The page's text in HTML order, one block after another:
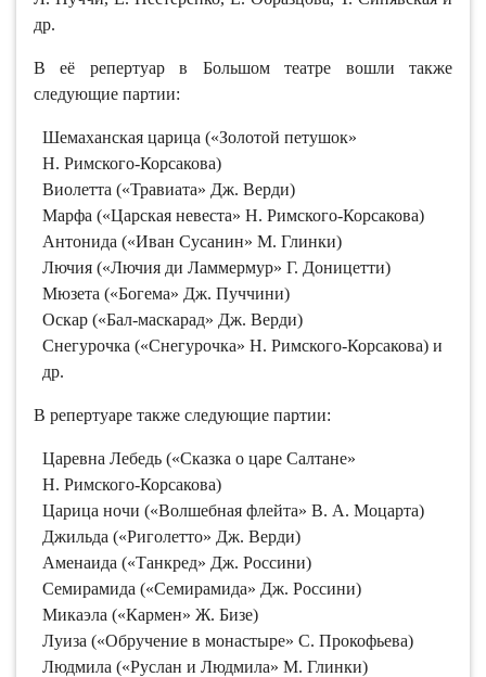
др.
В её репертуар в Большом театре вошли также
следующие партии:
Шемаханская царица («Золотой петушок»
Н. Римского-Корсакова)
Виолетта («Травиата» Дж. Верди)
Марфа («Царская невеста» Н. Римского-Корсакова)
Антонида («Иван Сусанин» М. Глинки)
Лючия («Лючия ди Ламмермур» Г. Доницетти)
Мюзета («Богема» Дж. Пуччини)
Оскар («Бал-маскарад» Дж. Верди)
Снегурочка («Снегурочка» Н. Римского-Корсакова) и
др.
В репертуаре также следующие партии:
Царевна Лебедь («Сказка о царе Салтане»
Н. Римского-Корсакова)
Царица ночи («Волшебная флейта» В. А. Моцарта)
Джильда («Риголетто» Дж. Верди)
Аменаида («Танкред» Дж. Россини)
Семирамида («Семирамида» Дж. Россини)
Микаэла («Кармен» Ж. Бизе)
Луиза («Обручение в монастыре» С. Прокофьева)
Людмила («Руслан и Людмила» М. Глинки)